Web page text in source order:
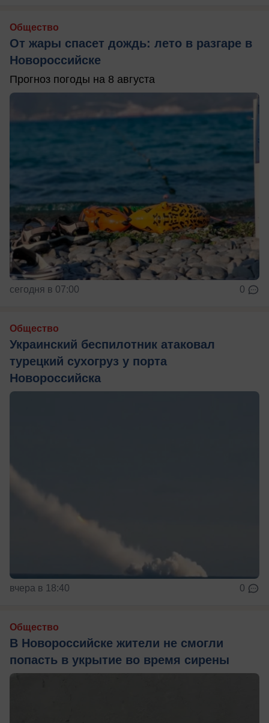
Общество
От жары спасет дождь: лето в разгаре в
Новороссийске
Прогноз погоды на 8 августа
сегодня в 07:00 0
Общество
Украинский беспилотник атаковал
турецкий сухогруз у порта
Новороссийска
вчера в 18:40 0
Общество
В Новороссийске жители не смогли
попасть в укрытие во время сирены